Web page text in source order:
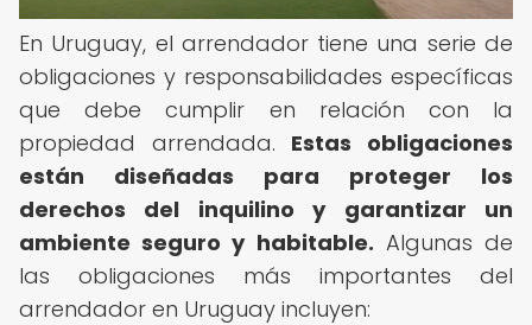
En Uruguay, el arrendador tiene una serie de
obligaciones y responsabilidades específicas
que debe cumplir en relación con la
propiedad arrendada. Estas obligaciones
están diseñadas para proteger los
derechos del inquilino y garantizar un
ambiente seguro y habitable. Algunas de
las obligaciones más importantes del
arrendador en Uruguay incluyen: